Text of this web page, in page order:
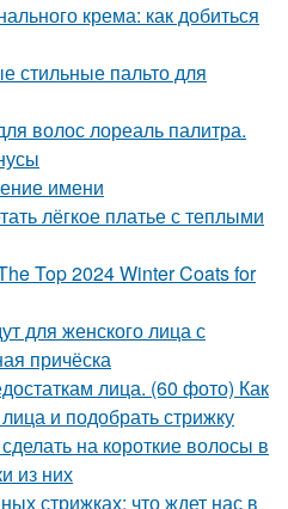
крема: как добиться
стильные пальто для
волос лореаль палитра.
имени
лёгкое платье с теплыми
Top 2024 Winter Coats for
для женского лица с
причёска
лица. (60 фото) Как
и подобрать стрижку
на короткие волосы в
из них
стрижках: что ждет нас в